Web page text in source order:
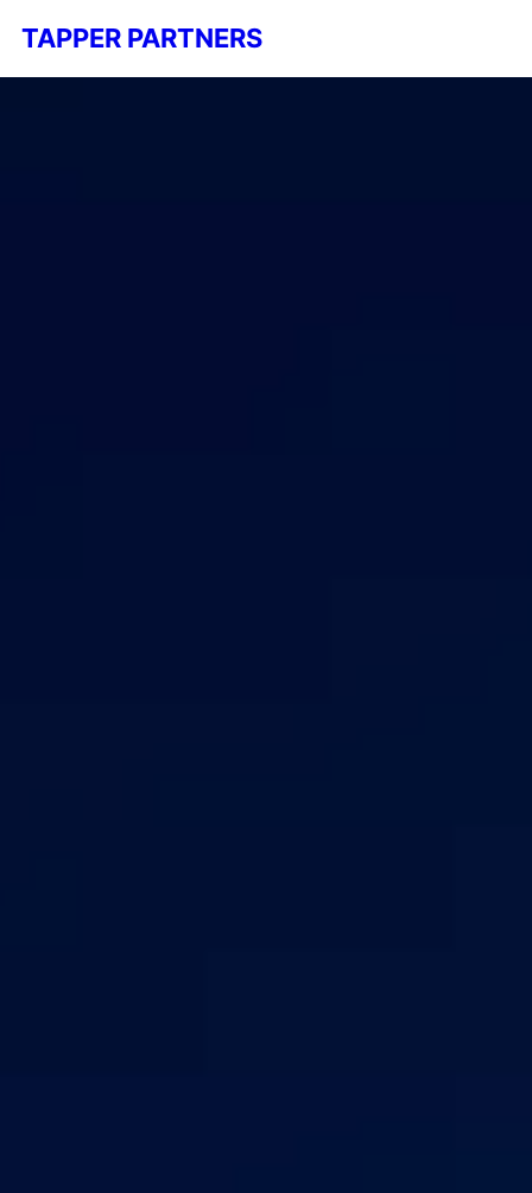
TAPPER PARTNERS